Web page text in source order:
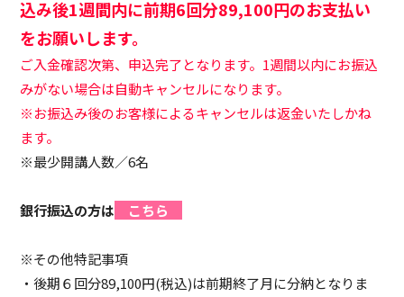
込み後1週間内に前期6回分89,100円のお支払い
をお願いします。
ご入金確認次第、申込完了となります。1週間以内にお振込
みがない場合は自動キャンセルになります。
※お振込み後のお客様によるキャンセルは返金いたしかね
ます。
※最少開講人数／6名
銀行振込の方は こちら
※その他特記事項
・後期６回分89,100円(税込)は前期終了月に分納となりま